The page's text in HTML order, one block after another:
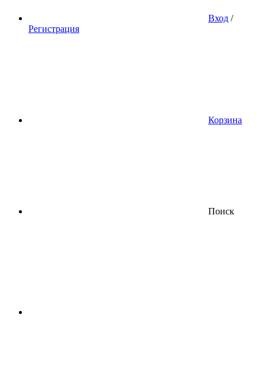
Вход /
Регистрация
Корзина
Поиск